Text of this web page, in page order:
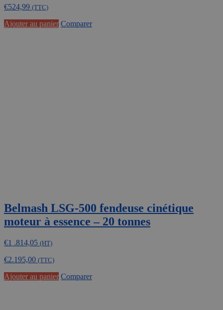
€524,99 (TTC)
Ajouter au panier Comparer
Belmash LSG-500 fendeuse cinétique
moteur à essence – 20 tonnes
€1 .814,05 (HT)
€2.195,00 (TTC)
Ajouter au panier Comparer